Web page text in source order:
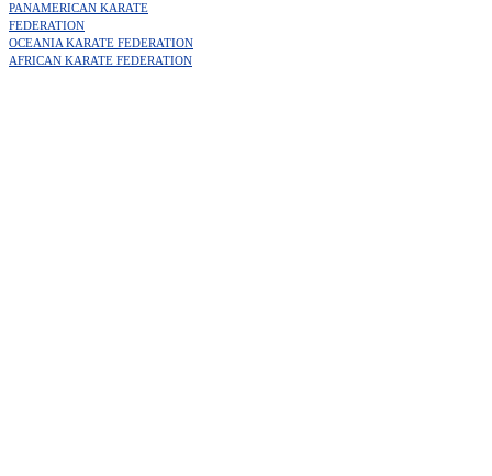
PANAMERICAN KARATE
FEDERATION
OCEANIA KARATE FEDERATION
AFRICAN KARATE FEDERATION